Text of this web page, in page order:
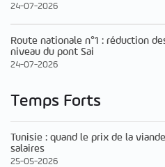
24-07-2026
Route nationale n°1 : réduction
niveau du pont Sai
24-07-2026
Temps Forts
Tunisie : quand le prix de la
salaires
25-05-2026